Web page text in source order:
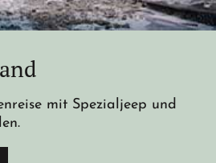
mit Spezialjeep und